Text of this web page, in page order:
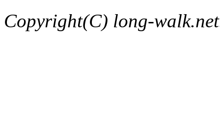
Copyright(C) long-